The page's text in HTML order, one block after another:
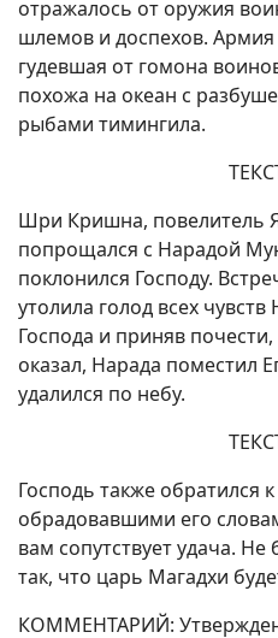
отражалось от оружия
шлемов и доспехов.
гудевшая от гомона
похожа на океан с
рыбами тимингила.
Шри Кришна, повелитель
попрощался с Нарадой
поклонился Господу.
утолила голод всех
Господа и приняв
оказал, Нарада поместил
удалился по небу.
Господь также обратился
обрадовавшими его
вам сопутствует удача.
так, что царь Магадхи
КОММЕНТАРИЙ: